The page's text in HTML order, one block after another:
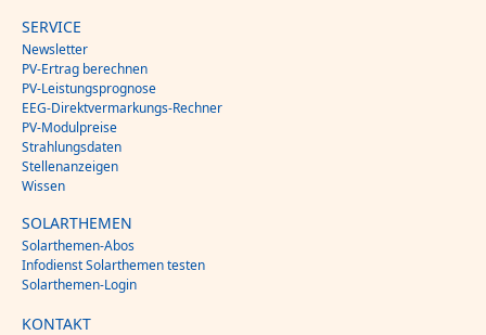
SERVICE
Newsletter
PV-Ertrag berechnen
PV-Leistungsprognose
EEG-Direktvermarkungs-Rechner
PV-Modulpreise
Strahlungsdaten
Stellenanzeigen
Wissen
SOLARTHEMEN
Solarthemen-Abos
Infodienst Solarthemen testen
Solarthemen-Login
KONTAKT